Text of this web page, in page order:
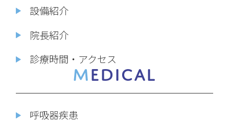
設備紹介
院長紹介
診療時間・アクセス
MEDICAL
呼吸器疾患